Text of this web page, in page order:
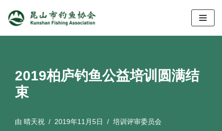
跳
2019柏庐钓鱼公益培训圆满结
束
由 晴天祝 2019年11月5日 培训评审委员会